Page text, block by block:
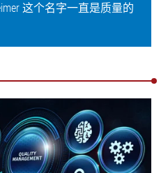
这个名字一直是质量的